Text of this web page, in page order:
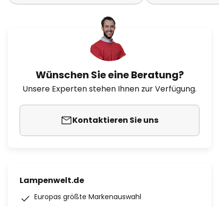
Wünschen Sie eine Beratung?
Unsere Experten stehen Ihnen zur Verfügung.
Kontaktieren Sie uns
Lampenwelt.de
Europas größte Markenauswahl